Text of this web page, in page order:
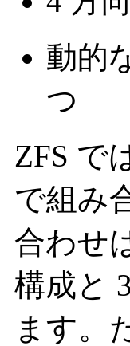
動的
つ
ZFS で
で組み
合わせ
構成と
ます。